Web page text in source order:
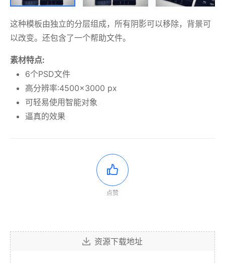
这种模板由独立的分层组成，所有阴影可以移除，背景可
以改变。还包含了一个帮助文件。
素材特点:
6个PSD文件
高分辨率:4500×3000 px
可轻易使用智能对象
逼真的效果
点赞
资源下载地址